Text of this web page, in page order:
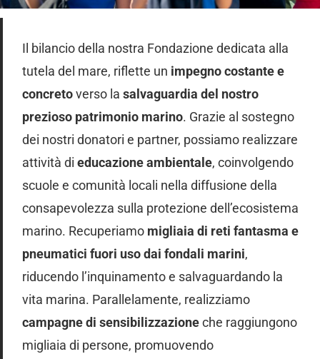
Il bilancio della nostra Fondazione dedicata alla
tutela del mare, riflette un impegno costante e
concretoverso la salvaguardia del nostro
prezioso patrimonio marino. Grazie al sostegno
dei nostri donatori e partner, possiamo realizzare
attività di educazione ambientale, coinvolgendo
scuole e comunità locali nella diffusione della
consapevolezza sulla protezione dell’ecosistema
marino. Recuperiamomigliaia di reti fantasma e
pneumatici fuori uso dai fondali marini,
riducendo l’inquinamento e salvaguardando la
vita marina. Parallelamente, realizziamo
campagne di sensibilizzazioneche raggiungono
migliaia di persone, promuovendo